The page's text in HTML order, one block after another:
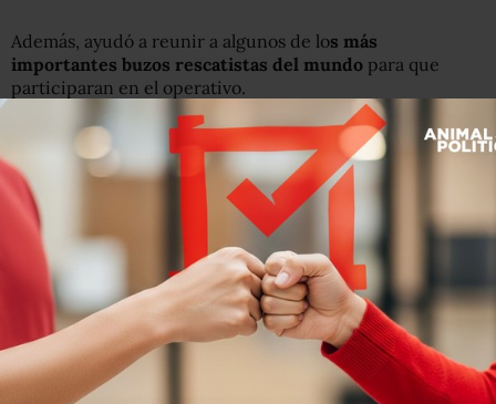
Además, ayudó a reunir a algunos de los más
importantes buzos rescatistas del mundo para que
participaran en el operativo.
Pero después del comentario de Unsworth, Musk, que de
forma regular se enfrenta a sus críticos en Twitter,
publicó una respuesta para Unsworth en la que, sin usar
su nombre, lo llamó "el expatriado británico que vive en
Tailandia".
Agregó que haría un video mostrando que el
minisubmarino podía llegar a la profundidad de la cueva
"sin problemas". Y dijo: "Lo siento pedófilo, pero
realmente tú lo pediste".